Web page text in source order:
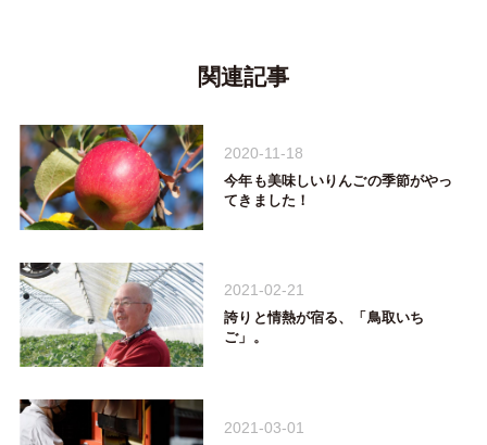
関連記事
2020-11-18
今年も美味しいりんごの季節がやっ
てきました！
2021-02-21
誇りと情熱が宿る、「鳥取いち
ご」。
2021-03-01